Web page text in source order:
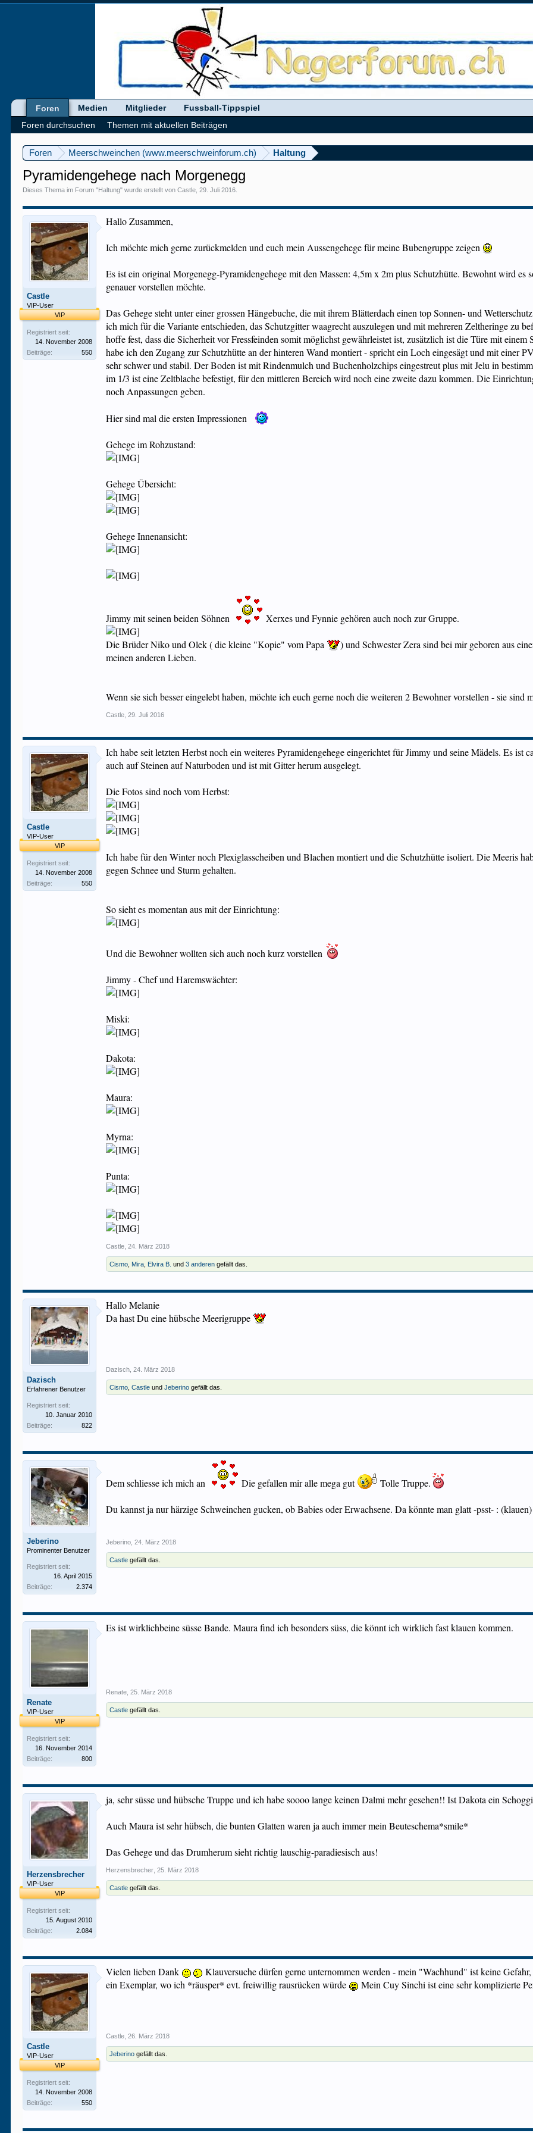
Foren Meerschweinchen (www.meerschweinforum.ch) Haltung
Pyramidengehege nach Morgenegg
Dieses Thema im Forum "Haltung" wurde erstellt vonCastle ,29. Juli 2016
Castle
VIP-User
VIP
Registriert seit:
14. November 2008
Beiträge:
550
Hallo Zusammen,
Ich möchte mich gerne zurückmelden und euch mein Aussengehege für meine Bubengruppe zeigen
Es ist ein original Morgenegg-Pyramidengehege mit den Massen: 4,5m x 2m plus Schutzhütte. Bewohnt wird es
genauer vorstellen möchte.
Das Gehege steht unter einer grossen Hängebuche, die mit ihrem Blätterdach einen top Sonnen- und
ich mich für die Variante entschieden, das Schutzgitter waagrecht auszulegen und mit mehreren Zeltheringe zu
hoffe fest, dass die Sicherheit vor Fressfeinden somit möglichst gewährleistet ist, zusätzlich ist die Türe mit
habe ich den Zugang zur Schutzhütte an der hinteren Wand montiert - spricht ein Loch eingesägt und mit einer
sehr schwer und stabil. Der Boden ist mit Rindenmulch und Buchenholzchips eingestreut plus mit Jelu in
im 1/3 ist eine Zeltblache befestigt, für den mittleren Bereich wird noch eine zweite dazu kommen. Die
noch Anpassungen geben.
Hier sind mal die ersten Impressionen
Gehege im Rohzustand:
Gehege Übersicht:
Gehege Innenansicht:
Jimmy mit seinen beiden Söhnen Xerxes und Fynnie gehören auch noch zur Gruppe.
Die Brüder Niko und Olek ( die kleine "Kopie" vom Papa
) und Schwester Zera sind bei mir geboren aus
meinen anderen Lieben.
Wenn sie sich besser eingelebt haben, möchte ich euch gerne noch die weiteren 2 Bewohner vorstellen - sie sind
Castle 29. Juli 2016
Castle
VIP-User
VIP
Registriert seit:
14. November 2008
Beiträge:
550
Ich habe seit letzten Herbst noch ein weiteres Pyramidengehege eingerichtet für Jimmy und seine Mädels. Es ist
auch auf Steinen auf Naturboden und ist mit Gitter herum ausgelegt.
Die Fotos sind noch vom Herbst:
Ich habe für den Winter noch Plexiglasscheiben und Blachen montiert und die Schutzhütte isoliert. Die Meeris
gegen Schnee und Sturm gehalten.
So sieht es momentan aus mit der Einrichtung:
Und die Bewohner wollten sich auch noch kurz vorstellen
Jimmy - Chef und Haremswächter:
Miski:
Dakota:
Maura:
Myrna:
Punta:
Castle 24. März 2018
Cismo Mira Elvira B. und3 anderen gefällt das.
Dazisch
Erfahrener Benutzer
Registriert seit:
10. Januar 2010
Beiträge:
822
Hallo Melanie
Da hast Du eine hübsche Meerigruppe
Dazisch 24. März 2018
Cismo ,Castle undJeberino gefällt das.
Jeberino
Prominenter Benutzer
Registriert seit:
16. April 2015
Beiträge:
2.374
Dem schliesse ich mich an Die gefallen mir alle mega gut Tolle Truppe.
Du kannst ja nur härzige Schweinchen gucken, ob Babies oder Erwachsene. Da könnte man glatt -psst- :
Jeberino 24. März 2018
Castle gefällt das.
Renate
VIP-User
VIP
Registriert seit:
16. November 2014
Beiträge:
800
Es ist wirklichbeine süsse Bande. Maura find ich besonders süss, die könnt ich wirklich fast klauen kommen.
Renate 25. März 2018
Castle gefällt das.
Herzensbrecher
VIP-User
VIP
Registriert seit:
15. August 2010
Beiträge:
2.084
ja, sehr süsse und hübsche Truppe und ich habe soooo lange keinen Dalmi mehr gesehen!! Ist Dakota ein
Auch Maura ist sehr hübsch, die bunten Glatten waren ja auch immer mein Beuteschema*smile*
Das Gehege und das Drumherum sieht richtig lauschig-paradiesisch aus!
Herzensbrecher 25. März 2018
Castle gefällt das.
Castle
VIP-User
VIP
Registriert seit:
14. November 2008
Beiträge:
550
Vielen lieben Dank
Klauversuche dürfen gerne unternommen werden - mein "Wachhund" ist keine
ein Exemplar, wo ich *räusper* evt. freiwillig rausrücken würde
Mein Cuy Sinchi ist eine sehr komplizierte
Castle 26. März 2018
Jeberino gefällt das.
Foren
Foren durchsuchen
Themen mit aktuellen Beiträgen
Medien Mitglieder Fussball-Tippspiel